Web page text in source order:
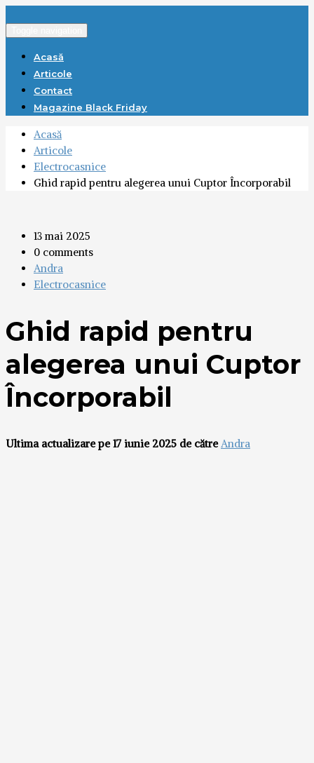
Acasă
Articole
Contact
Magazine Black Friday
Acasă
Articole
Electrocasnice
Ghid rapid pentru alegerea unui Cuptor Încorporabil
13 mai 2025
0 comments
Andra
Electrocasnice
Ghid rapid pentru
alegerea unui Cuptor
Încorporabil
Ultima actualizare pe 17 iunie 2025 de către Andra